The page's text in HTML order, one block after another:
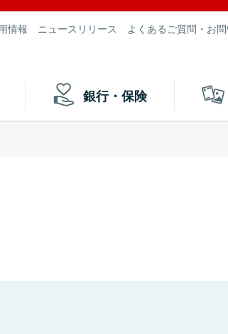
情報 ニュースリリース よくあるご質問・お
銀行・保険